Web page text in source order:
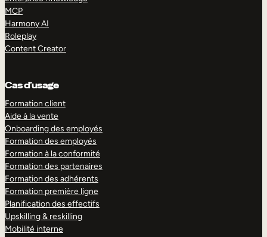
MCP
Harmony AI
Roleplay
Content Creator
Cas d’usage
Formation client
Aide à la vente
Onboarding des employés
Formation des employés
Formation à la conformité
Formation des partenaires
Formation des adhérents
Formation première ligne
Planification des effectifs
Upskilling & reskilling
Mobilité interne